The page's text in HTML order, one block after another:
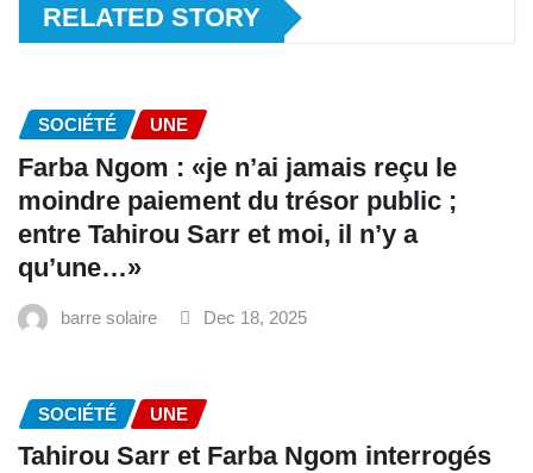
RELATED STORY
SOCIÉTÉ UNE
Farba Ngom : «je n’ai jamais reçu le
moindre paiement du trésor public ;
entre Tahirou Sarr et moi, il n’y a
qu’une…»
barre solaire Dec 18, 2025
SOCIÉTÉ UNE
Tahirou Sarr et Farba Ngom interrogés